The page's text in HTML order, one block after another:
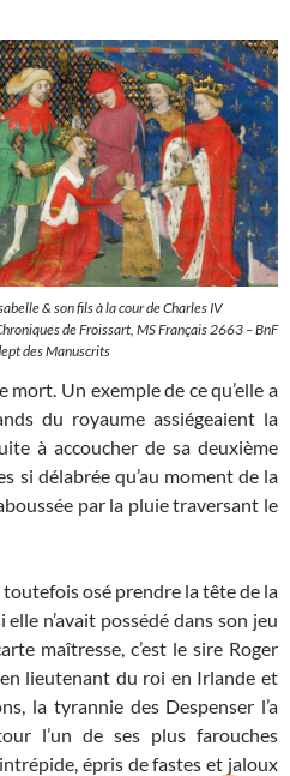
& son fils à la cour de Charles IV
de Froissart, MS Français 2663 – BnF
des Manuscrits
Un exemple de ce qu’elle a
du royaume assiégeaient la
à accoucher de sa deuxième
si délabrée qu’au moment de la
par la pluie traversant le
toutefois osé prendre la tête de la
n’avait possédé dans son jeu
maîtresse, c’est le sire Roger
lieutenant du roi en Irlande et
la tyrannie des Despenser l’a
l’un de ses plus farouches
épris de fastes et jaloux